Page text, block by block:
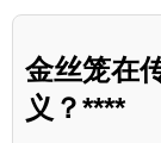
金丝笼在
义？****